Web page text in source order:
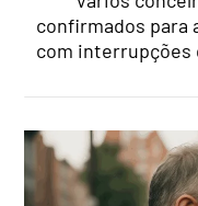
confirmados para
com interrupções